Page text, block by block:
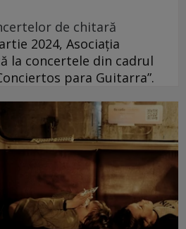
de chitară
2024, Asociația
la concertele din cadrul
para Guitarra”.